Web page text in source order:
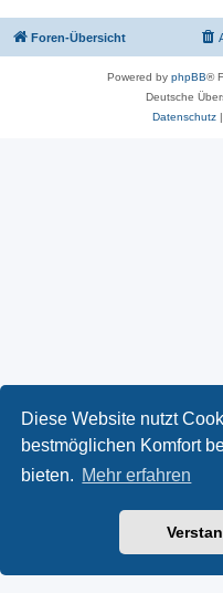
Diese Website nutzt
bestmöglichen Komfort
bieten. Mehr erfahren
Foren-Übersicht
Powered by phpBB®
Deutsche
Datenschutz|